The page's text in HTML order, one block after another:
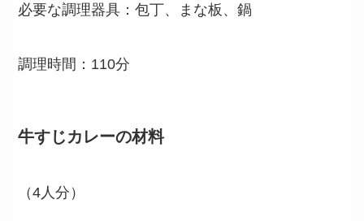
必要な調理器具：包丁、まな板、鍋
調理時間：110分
牛すじカレーの材料
（4人分）